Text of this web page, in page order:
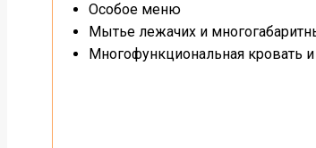
Особое меню
Мытье лежачих и
Многофункциональная кровать